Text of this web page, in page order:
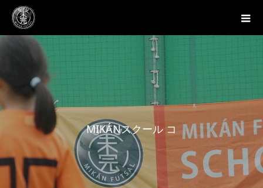
MIKÁNスクール コーチ ブ